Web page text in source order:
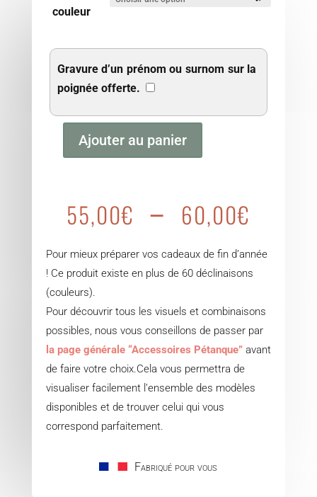
couleur
Gravure d’un prénom ou surnom sur la
poignée offerte.
quantité
boule
personnalisable
Ajouter au panier
55,00€ – 60,00€
prix :
à
Pour mieux préparer vos cadeaux de fin d’année
! Ce produit existe en plus de 60 déclinaisons
(couleurs).
Pour découvrir tous les visuels et combinaisons
possibles, nous vous conseillons de passer par
la page générale “Accessoires Pétanque”avant
de faire votre choix.Cela vous permettra de
visualiser facilement l’ensemble des modèles
disponibles et de trouver celui qui vous
correspond parfaitement.
Fabriqué pour vous